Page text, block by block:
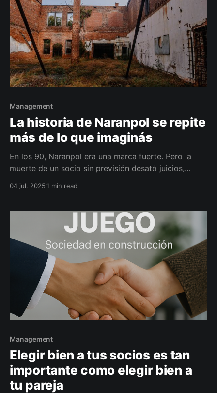
Management
La historia de Naranpol se repite
más de lo que imaginás
En los 90, Naranpol era una marca fuerte. Pero la
muerte de un socio sin previsión desató juicios,
del mercado por años. ¿El motivo? No tenían un plan
04 jul. 20251 min read
Management
Elegir bien a tus socios es tan
importante como elegir bien a
tu pareja